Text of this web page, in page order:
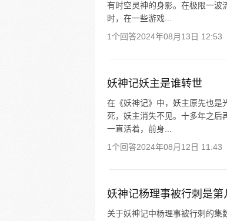
有时空灵神的身影。在极限一波
时，在一些游戏...
1个回答2024年08月13日 12:53
妖神记妖主是谁转世
在《妖神记》中，妖主原先也是
死，妖主消失不见。十多年之后
一直活着，前身...
1个回答2024年08月12日 11:43
妖神记杨理事被行刺是第
关于妖神记中杨理事被行刺的集